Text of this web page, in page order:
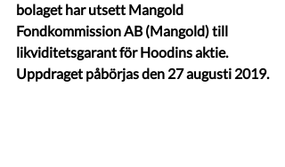
bolaget har utsett Mangold
Fondkommission AB (Mangold) till
likviditetsgarant för Hoodins aktie.
Uppdraget påbörjas den 27 augusti 2019.